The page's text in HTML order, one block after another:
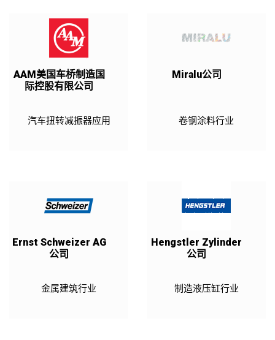
AAM美国车桥制造国
际控股有限公司
汽车扭转减振器应用
Miralu公司
卷钢涂料行业
Ernst Schweizer AG
公司
金属建筑行业
Hengstler Zylinder
公司
制造液压缸行业